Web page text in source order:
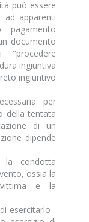
può essere
ad apparenti
documento
"procedere
ingiuntiva
ingiuntivo
per
della tentata
di un
dipende
la condotta
ossia la
vittima e la
esercitarlo -